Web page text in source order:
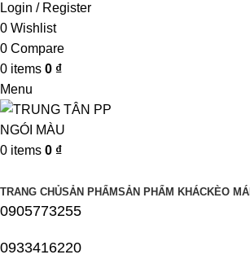
Login / Register
0 Wishlist
0 Compare
0 items 0 ₫
Menu
0 items 0 ₫
TRANG CHỦSẢN PHẨMSẢN PHẨM KHÁCKÈO MÁI
0905773255
0933416220